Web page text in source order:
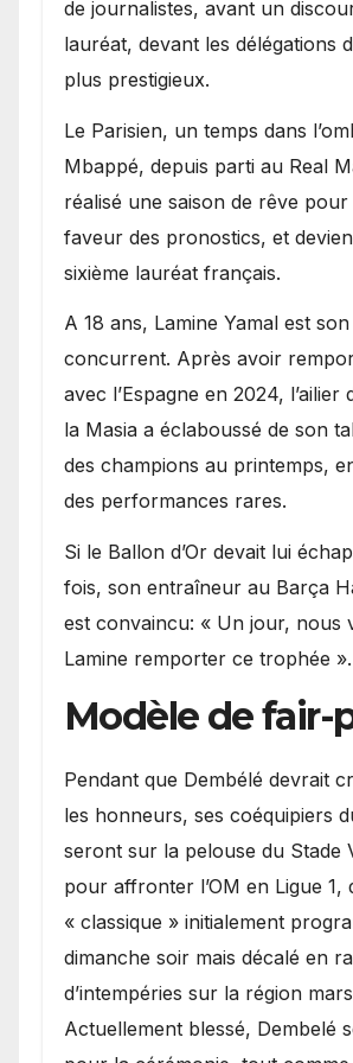
de journalistes, avant un
lauréat, devant les délégations
plus prestigieux.
Le Parisien, un temps dans
Mbappé, depuis parti au Real
réalisé une saison de rêve
faveur des pronostics, et
sixième lauréat français.
A 18 ans, Lamine Yamal est
concurrent. Après avoir
avec l’Espagne en 2024,
la Masia a éclaboussé de son
des champions au printemps,
des performances rares.
Si le Ballon d’Or devait lui
fois, son entraîneur au Barça
est convaincu: « Un jour, nous
Lamine remporter ce trophée ».
Modèle de fair-
Pendant que Dembélé devrait
les honneurs, ses coéquipiers
seront sur la pelouse du Stade
pour affronter l’OM en Ligue 1,
« classique » initialement
dimanche soir mais décalé en
d’intempéries sur la région
Actuellement blessé, Dembelé